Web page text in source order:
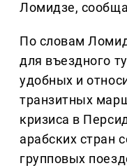
Ломидзе,
По словам
для въездного
удобных и
транзитных
кризиса в
арабских стран
групповых